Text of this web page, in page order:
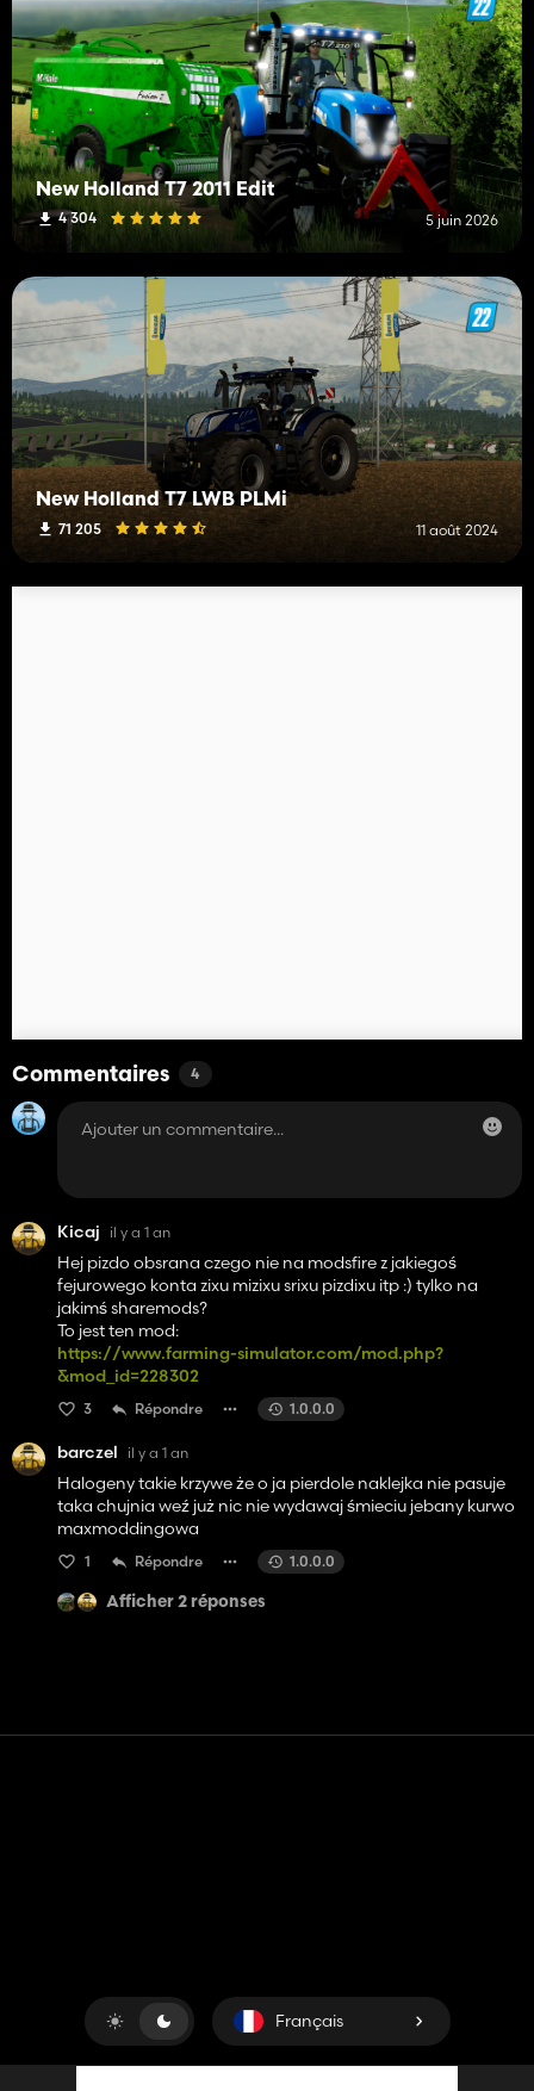
New Holland T7 2011 Edit
4 304 5 juin 2026
New Holland T7 LWB PLMi
71 205 11 août 2024
Commentaires 4
Kicaj il y a 1 an
Hej pizdo obsrana czego nie na modsfire z jakiegoś
fejurowego konta zixu mizixu srixu pizdixu itp :) tylko na
jakimś sharemods?
To jest ten mod:
https://www.farming-simulator.com/mod.php?
&mod_id=228302
3 Répondre 1.0.0.0
barczel il y a 1 an
Halogeny takie krzywe że o ja pierdole naklejka nie pasuje
taka chujnia weź już nic nie wydawaj śmieciu jebany kurwo
maxmoddingowa
1 Répondre 1.0.0.0
Afficher 2 réponses
Français